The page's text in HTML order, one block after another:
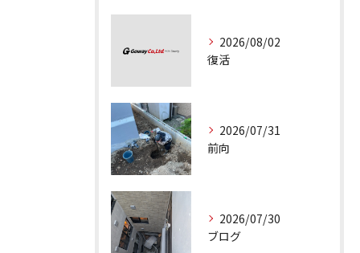
2026/08/02
復活
2026/07/31
前向
2026/07/30
ブログ